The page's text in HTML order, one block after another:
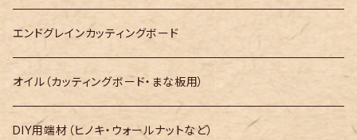
長さ400mm～
長さ500mm～
長さ600mm～
エンドグレインカッティングボード
オイル（カッティングボード・まな板用）
DIY用端材（ヒノキ・ウォールナットなど）